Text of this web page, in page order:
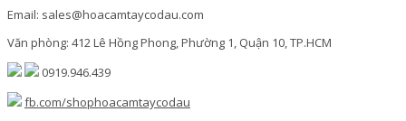
Email: sales@hoacamtaycodau.com
Văn phòng: 412 Lê Hồng Phong, Phường 1, Quận 10, TP.HCM
0919.946.439
fb.com/shophoacamtaycodau